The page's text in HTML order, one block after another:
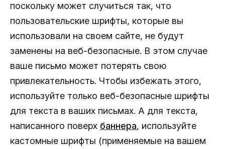
поскольку может случиться так, что
пользовательские шрифты, которые вы
использовали на своем сайте, не будут
заменены на веб-безопасные. В этом случае
ваше письмо может потерять свою
привлекательность. Чтобы избежать этого,
используйте только веб-безопасные шрифты
для текста в ваших письмах. А для текста,
написанного поверх баннера, используйте
кастомные шрифты (применяемые на вашем